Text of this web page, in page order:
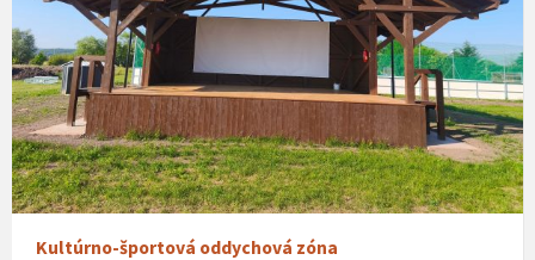
Kultúrno-športová oddychová zóna